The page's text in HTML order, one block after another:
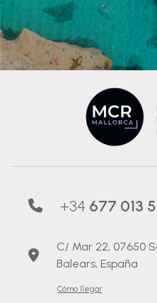
+34 677 013
C/ Mar 22, 07650
Balears, España
Cómo llegar